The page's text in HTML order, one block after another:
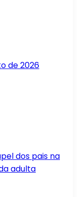
de 2026
dos pais na
adulta